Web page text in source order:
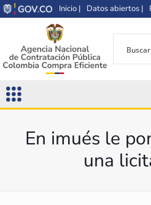
Inicio | Datos abiertos |
En imués le
una